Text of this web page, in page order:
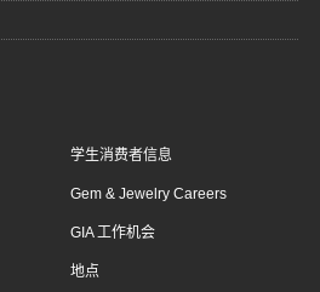
学生消费者信息
Gem & Jewelry Careers
GIA 工作机会
地点